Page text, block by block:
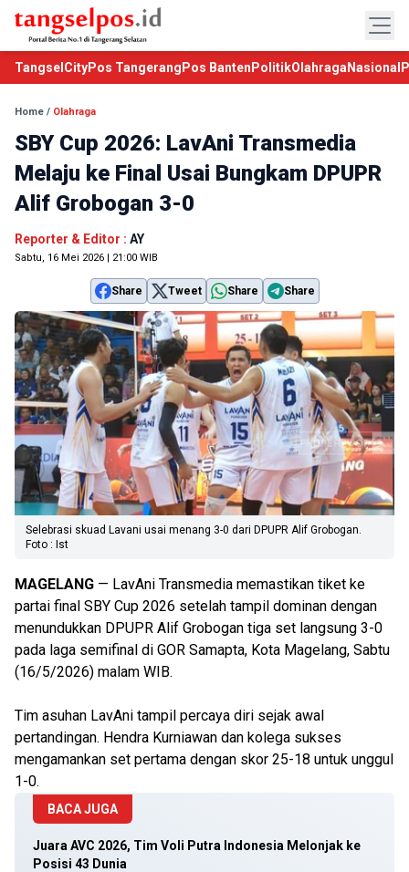
TangselCityPos Tangerang Pos Banten PolitikOlahraga Nasional
Home / Olahraga
SBY Cup 2026: LavAni Transmedia
Melaju ke Final Usai Bungkam DPUPR
Alif Grobogan 3-0
Reporter & Editor : AY
Sabtu, 16 Mei 2026 | 21:00 WIB
Share Tweet Share Share
Selebrasi skuad Lavani usai menang 3-0 dari DPUPR Alif Grobogan.
Foto : Ist
MAGELANG — LavAni Transmedia memastikan tiket ke
partai final SBY Cup 2026 setelah tampil dominan dengan
menundukkan DPUPR Alif Grobogan tiga set langsung 3-0
pada laga semifinal di GOR Samapta, Kota Magelang, Sabtu
(16/5/2026) malam WIB.
Tim asuhan LavAni tampil percaya diri sejak awal
pertandingan. Hendra Kurniawan dan kolega sukses
mengamankan set pertama dengan skor 25-18 untuk unggul
1-0.
BACA JUGA
Juara AVC 2026, Tim Voli Putra Indonesia Melonjak ke
Posisi 43 Dunia